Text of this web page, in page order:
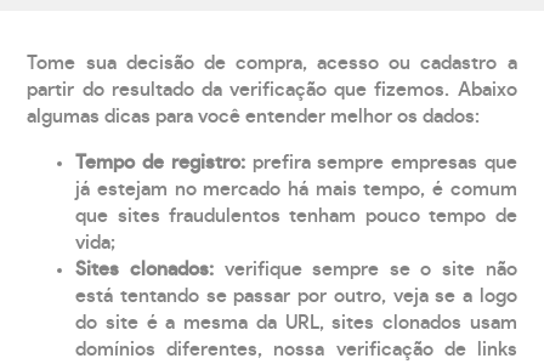
Tome sua decisão de compra, acesso ou cadastro a
partir do resultado da verificação que fizemos. Abaixo
algumas dicas para você entender melhor os dados:
Tempo de registro: prefira sempre empresas que
já estejam no mercado há mais tempo, é comum
que sites fraudulentos tenham pouco tempo de
vida;
Sites clonados: verifique sempre se o site não
está tentando se passar por outro, veja se a logo
do site é a mesma da URL, sites clonados usam
domínios diferentes, nossa verificação de links